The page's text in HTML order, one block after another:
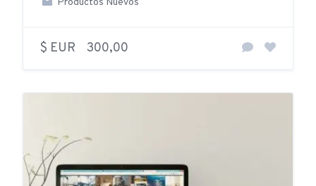
Productos Nuevos
$ EUR 300,00